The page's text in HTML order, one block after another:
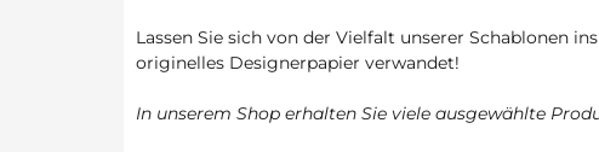
Lassen Sie sich von der Vielfalt unserer Schablonen
originelles Designerpapier verwandet!
In unserem Shop erhalten Sie viele ausgewählte